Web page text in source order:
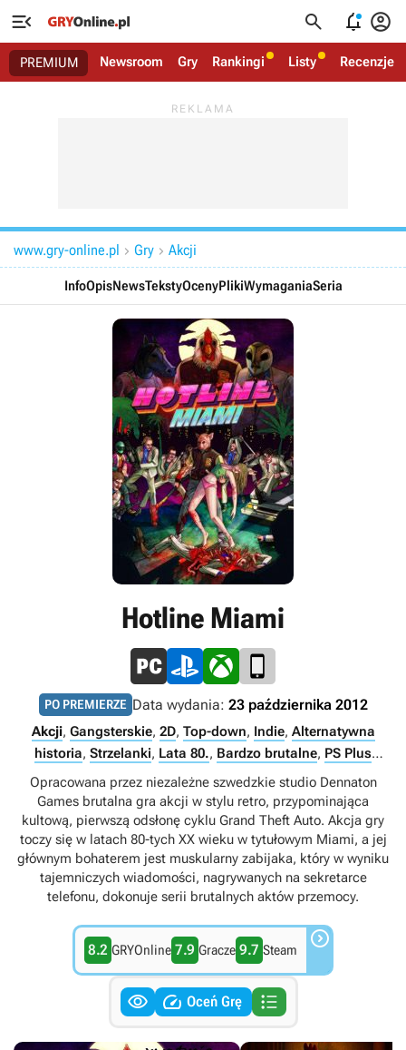
   
PREMIUM Newsroom Gry Rankingi Listy Recenzje
www.gry-online.pl  Gry  Akcji
InfoOpisNewsTekstyOcenyPlikiWymaganiaSeria
Hotline Miami
PO PREMIERZE Data wydania: 23 października 2012
Akcji, Gangsterskie, 2D, Top-down, Indie, Alternatywna
historia, Strzelanki, Lata 80., Bardzo brutalne, PS Plus
PS Plus Extra Singleplayer
Opracowana przez niezależne szwedzkie studio Dennaton
Games brutalna gra akcji w stylu retro, przypominająca
kultową, pierwszą odsłonę cyklu Grand Theft Auto. Akcja gry
toczy się w latach 80-tych XX wieku w tytułowym Miami, a jej
głównym bohaterem jest muskularny zabijaka, który w wyniku
tajemniczych wiadomości, nagrywanych na sekretarce
telefonu, dokonuje serii brutalnych aktów przemocy.
8.2 GRYOnline 7.9 Gracze 9.7 Steam 
  Oceń Grę 